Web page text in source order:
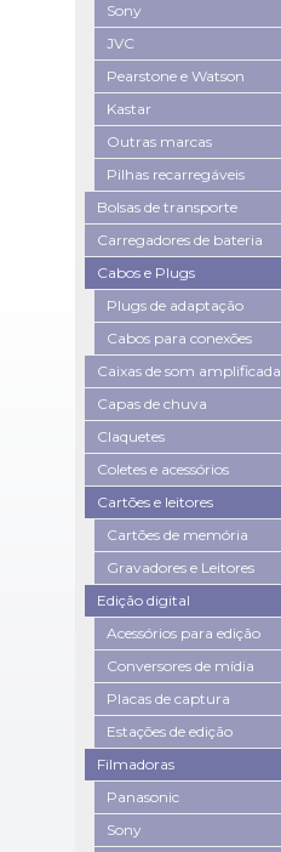
Sony
JVC
Pearstone e Watson
Kastar
Outras marcas
Pilhas recarregáveis
Bolsas de transporte
Carregadores de bateria
Cabos e Plugs
Plugs de adaptação
Cabos para conexões
Caixas de som
Capas de chuva
Claquetes
Coletes e acessórios
Cartões e leitores
Cartões de memória
Gravadores e Leitores
Edição digital
Acessórios para edição
Conversores de mídia
Placas de captura
Estações de edição
Filmadoras
Panasonic
Sony